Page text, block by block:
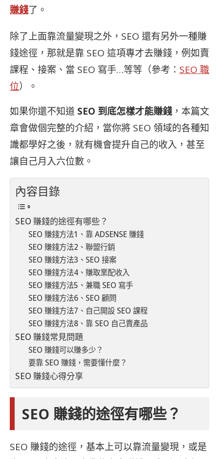
賺錢了。
除了上面靠流量變現之外，SEO 還有另外一種賺
錢途徑，那就是靠 SEO 這項專才去賺錢，例如賣
課程、接案、當 SEO 寫手…等等（參考： SEO 職
位）。
如果你還不知道 SEO 到底怎樣才能賺錢 ，本篇文
章會做個完整的介紹，當你將 SEO 領域的各種知
識都學好之後，就有機會提升自己的收入，甚至
讓自己月入六位數。
內容目錄
SEO 賺錢的途徑有哪些？
SEO 賺錢方法1、靠 ADSENSE 賺錢
SEO 賺錢方法2、聯盟行銷
SEO 賺錢方法3、SEO 接案
SEO 賺錢方法4、賺取業配收入
SEO 賺錢方法5、兼職 SEO 寫手
SEO 賺錢方法6、SEO 顧問
SEO 賺錢方法7、自己開設 SEO 課程
SEO 賺錢方法8、靠 SEO 自己賣產品
SEO 賺錢常見問題
SEO 賺錢可以賺多少？
要靠 SEO 賺錢，需要懂什麼？
SEO 賺錢心得分享
SEO 賺錢的途徑有哪些？
SEO 賺錢的途徑，基本上可以靠流量變現，或是